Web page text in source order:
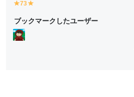
y
ll
o
w
73
ll
ブックマークしたユーザー